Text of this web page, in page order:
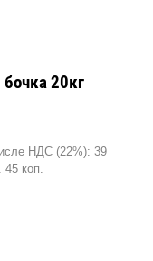
20кг
НДС (22%): 39
45 коп.